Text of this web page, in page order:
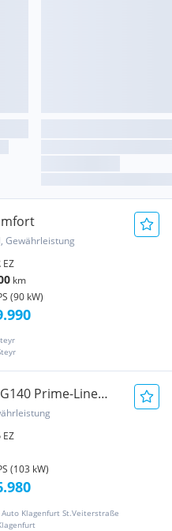
Gewährleistung
EZ
km
(90 kW)
Prime-Line
EZ
(103 kW)
Auto Klagenfurt St.Veiterstraße